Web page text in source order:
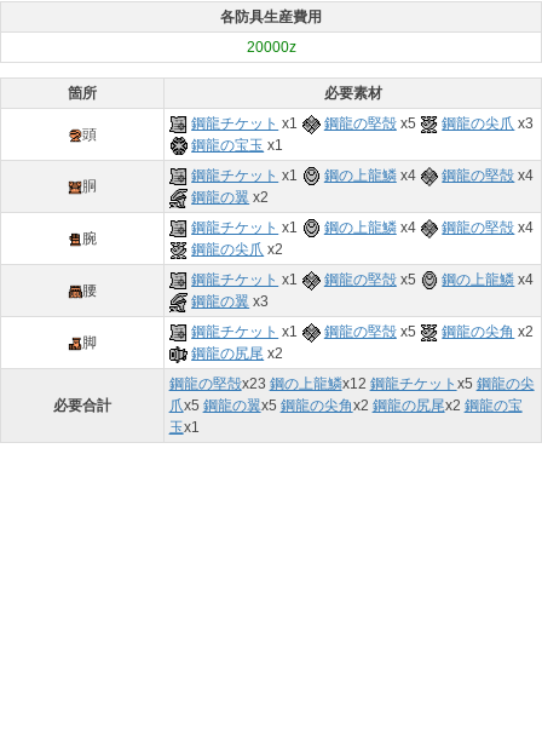
各防具生産費用
20000z
箇所 必要素材
頭
鋼龍チケット x1 鋼龍の堅殻x5 鋼龍の尖爪 x3
鋼龍の宝玉 x1
胴
鋼龍チケット x1 鋼の上龍鱗x4 鋼龍の堅殻 x4
鋼龍の翼 x2
腕
鋼龍チケット x1 鋼の上龍鱗x4 鋼龍の堅殻 x4
鋼龍の尖爪 x2
腰
鋼龍チケット x1 鋼龍の堅殻x5 鋼の上龍鱗 x4
鋼龍の翼 x3
脚
鋼龍チケット x1 鋼龍の堅殻x5 鋼龍の尖角 x2
鋼龍の尻尾 x2
必要合計
鋼龍の堅殻x23 鋼の上龍鱗x12 鋼龍チケット x5 鋼龍の尖
爪x5 鋼龍の翼x5 鋼龍の尖角x2 鋼龍の尻尾x2 鋼龍の宝
玉x1